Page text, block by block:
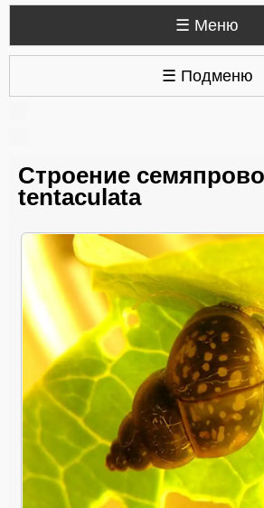
☰ Меню
☰ Подменю
Строение
tentaculata